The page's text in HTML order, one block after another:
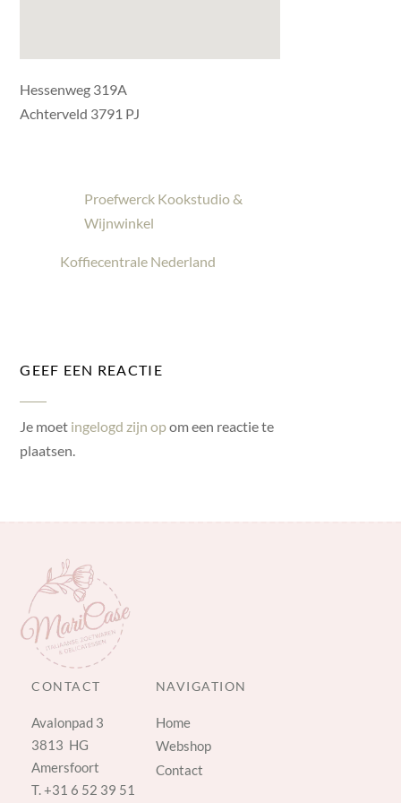
Hessenweg 319A
Achterveld 3791 PJ
Proefwerck Kookstudio &
Wijnwinkel
Koffiecentrale Nederland
GEEF EEN REACTIE
Je moet ingelogd zijn opom een reactie te
plaatsen.
CONTACT
Avalonpad 3
3813 HG
Amersfoort
T.+31 6 52 39 51
NAVIGATION
Home
Webshop
Contact